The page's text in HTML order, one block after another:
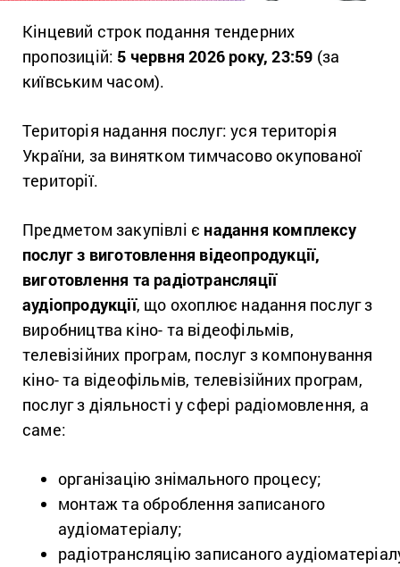
Кінцевий строк подання тендерних
пропозицій: 5 червня 2026 року, 23:59 (за
київським часом).
Територія надання послуг: уся територія
України, за винятком тимчасово окупованої
території.
Предметом закупівлі є надання комплексу
послуг з виготовлення відеопродукції,
виготовлення та радіотрансляції
аудіопродукції, що охоплює надання послуг з
виробництва кіно- та відеофільмів,
телевізійних програм, послуг з компонування
кіно- та відеофільмів, телевізійних програм,
послуг з діяльності у сфері радіомовлення, а
саме:
організацію знімального процесу;
монтаж та оброблення записаного
аудіоматеріалу;
радіотрансляцію записаного